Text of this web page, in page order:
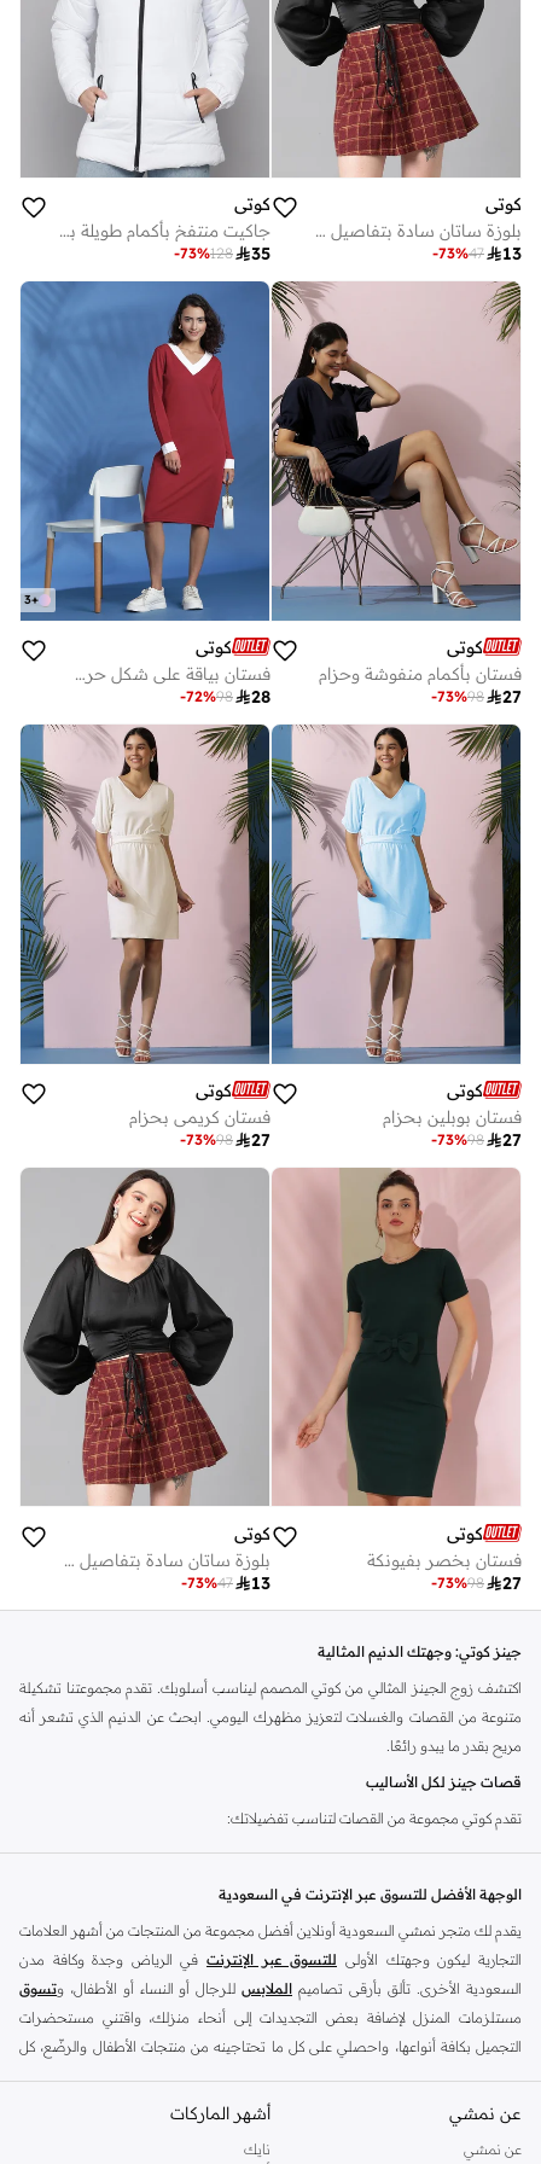
كوتي
بلوزة ساتان سادة بتفاصيل مزمومة واكمام طويلة
13
47
-73%
كوتي
جاكيت منتفخ بأكمام طويلة بغطاء رأس وتفاصيل سحاب من ستايلي
35
128
-73%
كوتي
فستان بأكمام منفوشة وحزام
27
98
-73%
+
3
كوتي
فستان بياقة على شكل حرف بألوان متداخلة
28
98
-72%
كوتي
فستان بوبلين بحزام
27
98
-73%
كوتي
فستان كريمي بحزام
27
98
-73%
كوتي
فستان بخصر بفيونكة
27
98
-73%
كوتي
بلوزة ساتان سادة بتفاصيل مزمومة واكمام طويلة
13
47
-73%
جينز كوتي: وجهتك الدنيم المثالية
اكتشف زوج الجينز المثالي من كوتي المصمم ليناسب أسلوبك. تقدم مجموعتنا تشكيلة
متنوعة من القصات والغسلات لتعزيز مظهرك اليومي. ابحث عن الدنيم الذي تشعر أنه
مريح بقدر ما يبدو رائعًا.
قصات جينز لكل الأساليب
تقدم كوتي مجموعة من القصات لتناسب تفضيلاتك:
قصة مستقيمة (Straight Fit):
خيار كلاسيكي ومريح للارتداء المتنوع.
قصة مريحة (Relaxed Fit):
توفر إحساسًا بالاسترخاء مع مساحة إضافية للراحة.
قصة مدببة (Tapered Fit):
قصة متوازنة مريحة وأنيقة عند الكاحل.
أقمشة دنيم عالية الجودة وألوان متنوعة
استمتع بجودة دنيم كوتي. نستخدم أقمشة فاخرة في مجموعة مختارة من الألوان
الأقمشة:
اختر من مزيج القطن الناعم للراحة والمتانة.
الألوان: تتوفر غسلات كلاسيكية باللون الأزرق والأسود والرمادي.
الوجهة الأفضل للتسوق عبر الإنترنت في السعودية
يقدم لك متجر نمشي السعودية أونلاين أفضل مجموعة من المنتجات من أشهر العلامات
التجارية ليكون وجهتك الأولى للتسوق عبر الإنترنت في الرياض وجدة وكافة مدن
السعودية الأخرى. تألق بأرقى تصاميم الملابس للرجال أو النساء أو الأطفال، وتسوق
مستلزمات المنزل لإضافة بعض التجديدات إلى أنحاء منزلك، واقتني مستحضرات
التجميل بكافة أنواعها، واحصلي على كل ما تحتاجينه من منتجات الأطفال والرضّع، كل
أفضل العلامات التجارية في السعودية
يضم متجر نمشي السعودية أونلاين مجموعة ضخمة من المنتجات من أفضل العلامات
عن نمشي
عن نمشي
أشهر الماركات
نايك